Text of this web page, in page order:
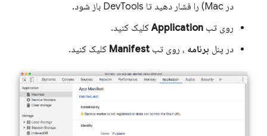
در Mac) را فشار دهید تا DevTools باز شود.
روی تب Applicationکلیک کنید.
در پنل برنامه ، روی تب Manifest کلیک کنید.